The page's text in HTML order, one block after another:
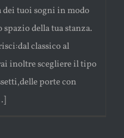
tuoi sogni in modo
della tua stanza.
classico al
inoltre scegliere il tipo
porte con